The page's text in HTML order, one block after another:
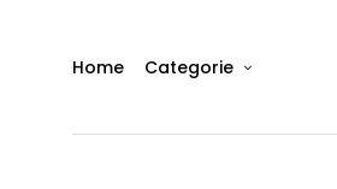
Home Categorie